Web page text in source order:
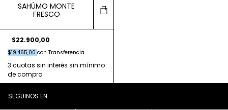
SAHÚMO MONTE
FRESCO
$22.900,00
$19.465,00 con Transferencia
SEGUINOS EN